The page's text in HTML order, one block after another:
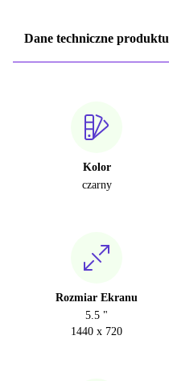
Dane techniczne produktu
Kolor
czarny
Rozmiar Ekranu
5.5 "
1440 x 720